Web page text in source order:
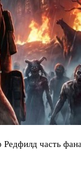
часть